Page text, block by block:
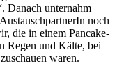
Danach unternahm
noch
die in einem Pancake-
Regen und Kälte, bei
waren.